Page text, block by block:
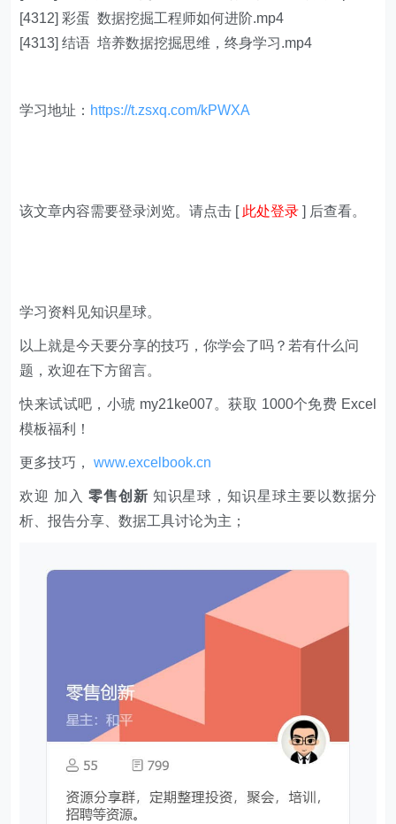
[4312] 彩蛋 数据挖掘工程师如何进阶.mp4
[4313] 结语 培养数据挖掘思维，终身学习.mp4
学习地址： https://t.zsxq.com/kPWXA
该文章内容需要登录浏览。请点击 [ 此处登录 ] 后查看。
学习资料见知识星球。
以上就是今天要分享的技巧，你学会了吗？若有什么问
题，欢迎在下方留言。
快来试试吧，小琥 my21ke007。获取 1000个免费 Excel
模板福利​​​​！
更多技巧，www.excelbook.cn
欢迎 加入 零售创新 知识星球，知识星球主要以数据分
析、报告分享、数据工具讨论为主；